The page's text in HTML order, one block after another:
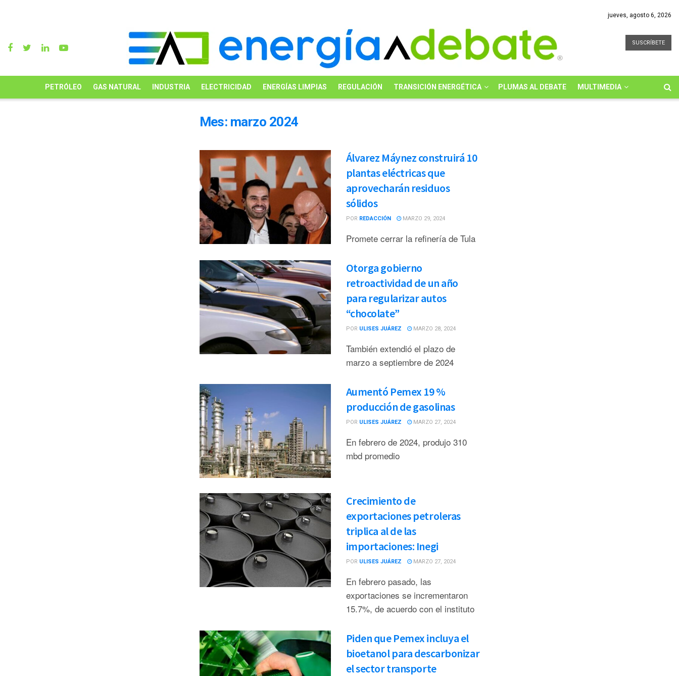
jueves, agosto 6, 2026
SUSCRÍBETE
PETRÓLEO GAS NATURAL INDUSTRIA ELECTRICIDAD ENERGÍAS LIMPIAS REGULACIÓN TRANSICIÓN ENERGÉTICA PLUMAS AL DEBATE MULTIMEDIA
Mes: marzo 2024
Álvarez Máynez construirá 10
plantas eléctricas que
aprovecharán residuos
sólidos
POR REDACCIÓN MARZO 29, 2024
Promete cerrar la refinería de Tula
Otorga gobierno
retroactividad de un año
para regularizar autos
“chocolate”
POR ULISES JUÁREZ MARZO 28, 2024
También extendió el plazo de
marzo a septiembre de 2024
Aumentó Pemex 19 %
producción de gasolinas
POR ULISES JUÁREZ MARZO 27, 2024
En febrero de 2024, produjo 310
mbd promedio
Crecimiento de
exportaciones petroleras
triplica al de las
importaciones: Inegi
POR ULISES JUÁREZ MARZO 27, 2024
En febrero pasado, las
exportaciones se incrementaron
15.7%, de acuerdo con el instituto
Piden que Pemex incluya el
bioetanol para descarbonizar
el sector transporte